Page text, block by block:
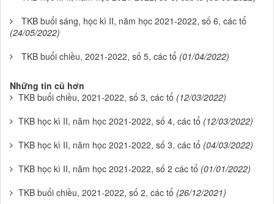
TKB buổi sáng, học kì II, năm học 2021-2022, số 6, các tổ
(24/05/2022)
TKB buổi chiều, 2021-2022, số 5, các tổ (01/04/2022)
Những tin cũ hơn
TKB buổi chiều, 2021-2022, số 3, các tổ (12/03/2022)
TKB học kì II, năm học 2021-2022, số 4, các tổ (12/03/2022)
TKB học kì II, năm học 2021-2022, số 3, các tổ (04/03/2022)
TKB học kì II, năm học 2021-2022, số 2 các tổ (01/01/2022)
TKB buổi chiều, 2021-2022, số 2, các tổ (26/12/2021)